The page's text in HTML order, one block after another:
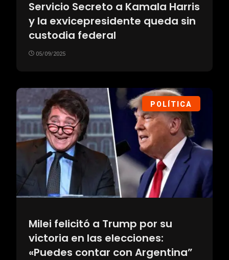
Servicio Secreto a Kamala Harris
y la exvicepresidente queda sin
custodia federal
05/09/2025
POLÍTICA
Milei felicitó a Trump por su
victoria en las elecciones:
«Puedes contar con Argentina”